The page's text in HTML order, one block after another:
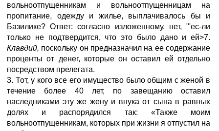
вольноотпущенникам и вольноотпущенницам на
пропитание, одежду и жилье, выплачивалось бы и
Базилике? Ответ: согласно изложенному, нет, "'ес-ли
только не подтвердится, что это было дано и ей>7.
Клавдий, поскольку он предназначил на ее содержание
проценты от денег, которые он оставил ей отдельно
посредством прелегата.
3. Тот, у кого все его имущество было общим с женой в
течение более 40 лет, по завещанию оставил
наследниками эту же жену и внука от сына в равных
долях и распорядился так: «Также моим
вольноотпущенникам, которых при жизни я отпустил на